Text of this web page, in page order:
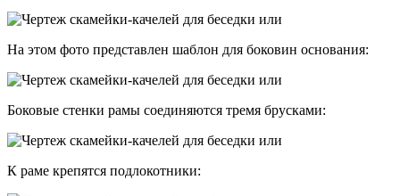
На этом фото представлен шаблон для боковин основания:
Боковые стенки рамы соединяются тремя брусками:
К раме крепятся подлокотники: